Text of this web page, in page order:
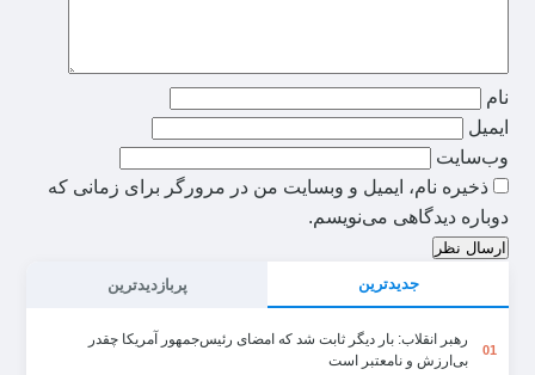
جدیدترین پربازدیدترین
01
رهبر انقلاب: بار دیگر ثابت شد که امضای رئیس‌جمهور آمریکا چقدر
بی‌ارزش و نامعتبر است
نام
ایمیل
وب‌سایت
ذخیره نام، ایمیل و وبسایت من در مرورگر برای زمانی که
دوباره دیدگاهی می‌نویسم.
ارسال نظر